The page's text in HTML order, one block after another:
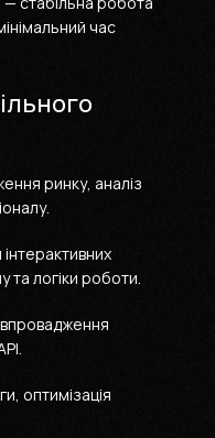
час
ринку, аналіз
та логіки роботи.
оптимізація